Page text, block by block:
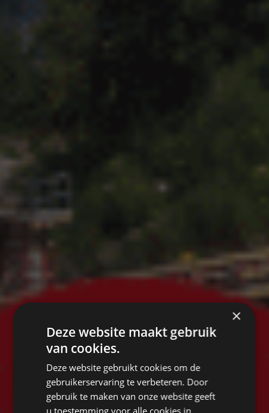
×
Deze website maakt gebruik
van cookies.
Deze website gebruikt cookies om de
gebruikerservaring te verbeteren. Door
gebruik te maken van onze website geeft
u toestemming voor alle cookies in